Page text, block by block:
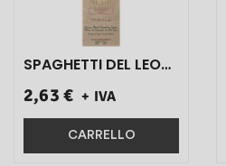
SPAGHETTI DEL LEONE
GRANO DURO
TRAFILATAAL
BRONZO ART.5998
500 GR 1 PZ}
2,63 € + IVA
CARRELLO